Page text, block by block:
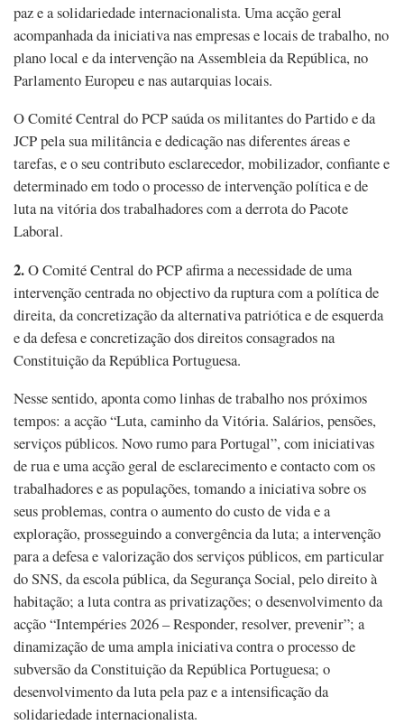
paz e a solidariedade internacionalista. Uma acção geral
acompanhada da iniciativa nas empresas e locais de trabalho, no
plano local e da intervenção na Assembleia da República, no
Parlamento Europeu e nas autarquias locais.
O Comité Central do PCP saúda os militantes do Partido e da
JCP pela sua militância e dedicação nas diferentes áreas e
tarefas, e o seu contributo esclarecedor, mobilizador, confiante e
determinado em todo o processo de intervenção política e de
luta na vitória dos trabalhadores com a derrota do Pacote
Laboral.
2.O Comité Central do PCP afirma a necessidade de uma
intervenção centrada no objectivo da ruptura com a política de
direita, da concretização da alternativa patriótica e de esquerda
e da defesa e concretização dos direitos consagrados na
Constituição da República Portuguesa.
Nesse sentido, aponta como linhas de trabalho nos próximos
tempos: a acção “Luta, caminho da Vitória. Salários, pensões,
serviços públicos. Novo rumo para Portugal”, com iniciativas
de rua e uma acção geral de esclarecimento e contacto com os
trabalhadores e as populações, tomando a iniciativa sobre os
seus problemas, contra o aumento do custo de vida e a
exploração, prosseguindo a convergência da luta; a intervenção
para a defesa e valorização dos serviços públicos, em particular
do SNS, da escola pública, da Segurança Social, pelo direito à
habitação; a luta contra as privatizações; o desenvolvimento da
acção “Intempéries 2026 – Responder, resolver, prevenir”; a
dinamização de uma ampla iniciativa contra o processo de
subversão da Constituição da República Portuguesa; o
desenvolvimento da luta pela paz e a intensificação da
solidariedade internacionalista.